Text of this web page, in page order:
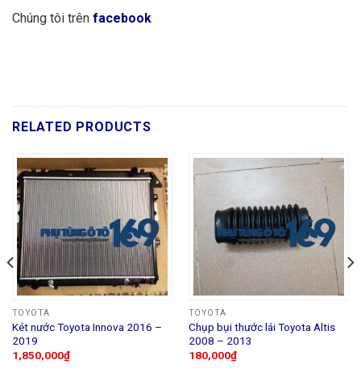
Chúng tôi trên facebook
RELATED PRODUCTS
TOYOTA
Két nước Toyota Innova 2016 –
2019
1,850,000₫
TOYOTA
Chụp bụi thước lái Toyota Altis
2008 – 2013
180,000₫